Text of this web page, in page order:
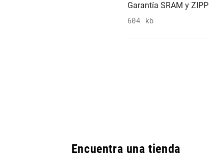
Garantía SRAM y ZIPP
604 kb
Encuentra una tienda